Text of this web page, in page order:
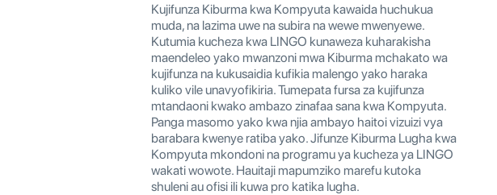
Kujifunza Kiburma kwa Kompyuta kawaida huchukua
muda, na lazima uwe na subira na wewe mwenyewe.
Kutumia kucheza kwa LINGO kunaweza kuharakisha
maendeleo yako mwanzoni mwa Kiburma mchakato wa
kujifunza na kukusaidia kufikia malengo yako haraka
kuliko vile unavyofikiria. Tumepata fursa za kujifunza
mtandaoni kwako ambazo zinafaa sana kwa Kompyuta.
Panga masomo yako kwa njia ambayo haitoi vizuizi vya
barabara kwenye ratiba yako. Jifunze Kiburma Lugha kwa
Kompyuta mkondoni na programu ya kucheza ya LINGO
wakati wowote. Hauitaji mapumziko marefu kutoka
shuleni au ofisi ili kuwa pro katika lugha.